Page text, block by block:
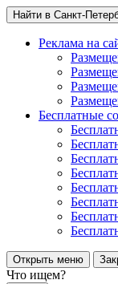
Найти в Санкт-
Реклама на
Бесплатные
Открыть меню
Что ищем?